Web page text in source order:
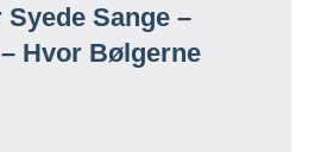
Sange –
Hvor Bølgerne